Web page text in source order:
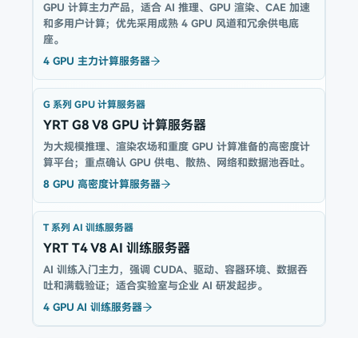
GPU 计算主力产品，适合 AI 推理、GPU 渲染、CAE 加速
和多用户计算；优先采用成熟 4 GPU 风道和冗余供电底
座。
4 GPU 主力计算服务器
G 系列 GPU 计算服务器
YRT G8 V8 GPU 计算服务器
为大规模推理、渲染农场和重度 GPU 计算准备的高密度计
算平台；重点确认 GPU 供电、散热、网络和数据池吞吐。
8 GPU 高密度计算服务器
T 系列 AI 训练服务器
YRT T4 V8 AI 训练服务器
AI 训练入门主力，强调 CUDA、驱动、容器环境、数据吞
吐和满载验证；适合实验室与企业 AI 研发起步。
4 GPU AI 训练服务器